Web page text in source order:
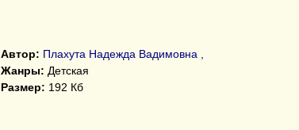
Автор: Плахута Надежда Вадимовна ,
Жанры: Детская
Размер: 192 Кб